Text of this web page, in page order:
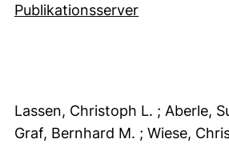
Publikationsserver
Lassen, Christoph L. ; Aberle,
Graf, Bernhard M. ; Wiese,